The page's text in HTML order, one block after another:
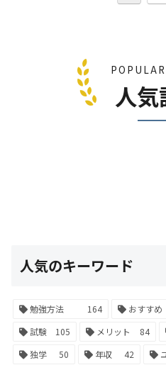
人気
人気のキーワード
勉強方法 164 おすすめ
試験
105 メリット 84
独学
50 年収 42